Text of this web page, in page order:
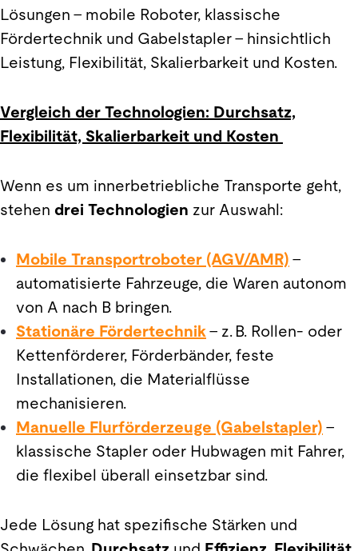
Lösungen – mobile Roboter, klassische
Fördertechnik und Gabelstapler – hinsichtlich
Leistung, Flexibilität, Skalierbarkeit und Kosten.
Vergleich der Technologien: Durchsatz,
Flexibilität, Skalierbarkeit und Kosten
Wenn es um innerbetriebliche Transporte geht,
stehen drei Technologien zur Auswahl:
Mobile Transportroboter (AGV/AMR) –
automatisierte Fahrzeuge, die Waren autonom
von A nach B bringen.
Stationäre Fördertechnik– z. B. Rollen- oder
Kettenförderer, Förderbänder, feste
Installationen, die Materialflüsse
mechanisieren.
Manuelle Flurförderzeuge (Gabelstapler) –
klassische Stapler oder Hubwagen mit Fahrer,
die flexibel überall einsetzbar sind.
Jede Lösung hat spezifische Stärken und